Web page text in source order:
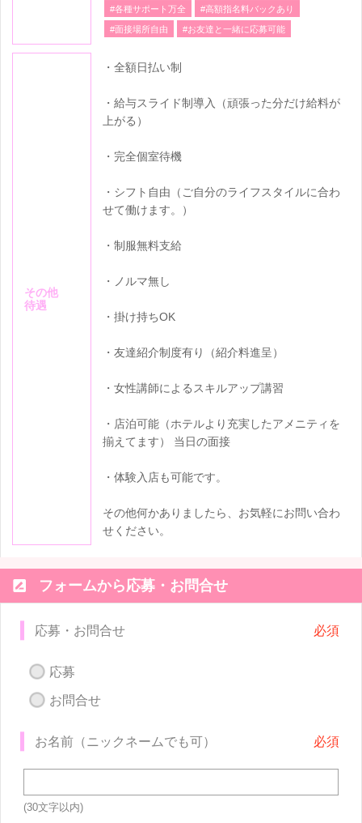
#各種サポート万全 #高額指名料バックあり
#面接場所自由 #お友達と一緒に応募可能
その他
待遇
・全額日払い制
・給与スライド制導入（頑張った分だけ給料が
上がる）
・完全個室待機
・シフト自由（ご自分のライフスタイルに合わ
せて働けます。）
・制服無料支給
・ノルマ無し
・掛け持ちOK
・友達紹介制度有り（紹介料進呈）
・女性講師によるスキルアップ講習
・店泊可能（ホテルより充実したアメニティを
揃えてます） 当日の面接
・体験入店も可能です。
その他何かありましたら、お気軽にお問い合わ
せください。
 フォームから応募・お問合せ
応募・お問合せ
応募
お問合せ
お名前（ニックネームでも可）
(30文字以内)